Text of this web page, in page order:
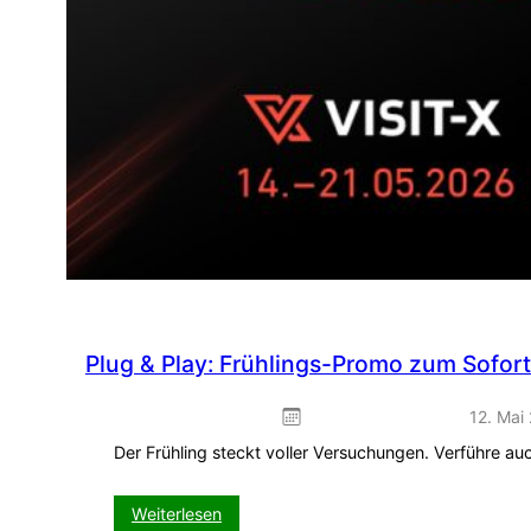
Plug & Play: Frühlings-Promo zum
12. Mai
Der Frühling steckt voller Versuchungen. Verführe
Weiterlesen: